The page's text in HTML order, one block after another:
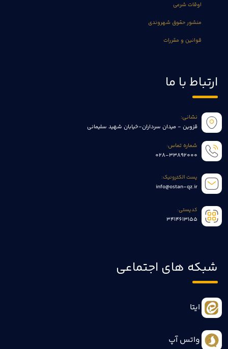
اوقات شرعی
منشور حقوق شهروندی
قوانین و مقررات
ارتباط با ما
نشانی:
قزوین - میدان سرداران-خیابان شهید سلیمانی
شماره تماس:
028-33892000
پست الکترونیک:
info@ostan-qz.ir
کدپستی:
3414613155
شبکه های اجتماعی
ایتا
واتس آپ